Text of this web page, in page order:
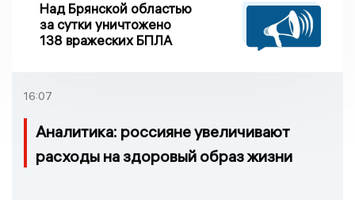
Над Брянской областью
за сутки уничтожено
138 вражеских БПЛА
16:07
Аналитика: россияне увеличивают
расходы на здоровый образ жизни